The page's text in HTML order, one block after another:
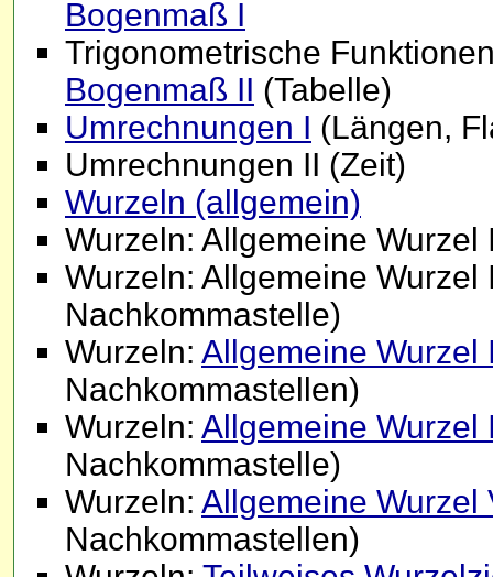
Bogenmaß I
Trigonometrische
Bogenmaß II (Tabelle)
Umrechnungen I (Längen,
Umrechnungen II (Zeit)
Wurzeln (allgemein)
Wurzeln: Allgemeine Wurzel
Wurzeln: Allgemeine
Nachkommastelle)
Wurzeln: Allgemeine Wurzel
Nachkommastellen)
Wurzeln: Allgemeine Wurzel
Nachkommastelle)
Wurzeln: Allgemeine Wurzel
Nachkommastellen)